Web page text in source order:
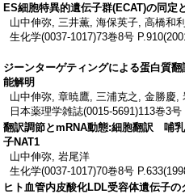
ES細胞特異的遺伝子群(ECAT)の同定
山中伸弥, 三井薫, 海保英子, 高橋和
生化学(0037-1017)73巻8号
ジーンターゲティングによる蛋白質
能解明
山中伸弥, 章暁鷹, 三浦克之, 金勝慶,
日本薬理学雑誌(0015-5691)113巻3号
翻訳調節とmRNA動態:細胞翻訳 哺
子NAT1
山中伸弥, 岩尾洋
生化学(0037-1017)70巻8号
ヒト血管内皮酸化LDL受容体遺伝子